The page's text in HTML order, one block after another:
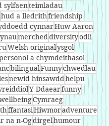
sylfaenteimladau
hud a lledrithfriendship
cynnarHuw Aaron
mercheddiversityodli
Welsh originalysgol
a chymdeithasol
bilingualFunnychwedlau
newid hinsawddhelpu
Y Ddaearfunny
Cymraeg
ffantasiHiwmoradventure
na n-Ogdirgelhumour